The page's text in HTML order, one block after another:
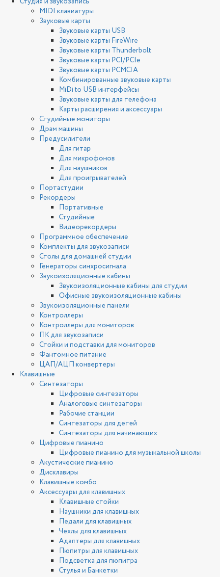
MIDI клавиатуры
Звуковые карты
Звуковые карты USB
Звуковые карты FireWire
Звуковые карты Thunderbolt
Звуковые карты PCI/PCIe
Звуковые карты PCMCIA
Комбинированные звуковые карты
MiDi to USB интерфейсы
Звуковые карты для телефона
Карты расширения и аксессуары
Студийные мониторы
Драм машины
Предусилители
Для гитар
Для микрофонов
Для наушников
Для проигрывателей
Портастудии
Рекордеры
Портативные
Студийные
Видеорекордеры
Программное обеспечение
Комплекты для звукозаписи
Столы для домашней студии
Генераторы синхросигнала
Звукоизоляционные кабины
Звукоизоляционные кабины для студии
Офисные звукоизоляционные кабины
Звукоизоляционные панели
Контроллеры
Контроллеры для мониторов
ПК для звукозаписи
Стойки и подставки для мониторов
Фантомное питание
ЦАП/АЦП конвертеры
Клавишные
Синтезаторы
Цифровые синтезаторы
Аналоговые синтезаторы
Рабочие станции
Синтезаторы для детей
Синтезаторы для начинающих
Цифровые пианино
Цифровые пианино для музыкальной школы
Акустические пианино
Дисклавиры
Клавишные комбо
Аксессуары для клавишных
Клавишные стойки
Наушники для клавишных
Педали для клавишных
Чехлы для клавишных
Адаптеры для клавишных
Пюпитры для клавишных
Подсветка для пюпитра
Стулья и Банкетки